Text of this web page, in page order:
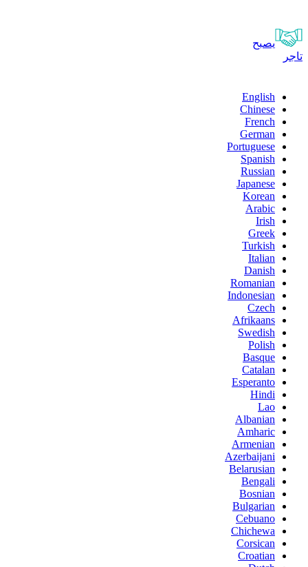
يصبح
تاجر
English
Chinese
French
German
Portuguese
Spanish
Russian
Japanese
Korean
Arabic
Irish
Greek
Turkish
Italian
Danish
Romanian
Indonesian
Czech
Afrikaans
Swedish
Polish
Basque
Catalan
Esperanto
Hindi
Lao
Albanian
Amharic
Armenian
Azerbaijani
Belarusian
Bengali
Bosnian
Bulgarian
Cebuano
Chichewa
Corsican
Croatian